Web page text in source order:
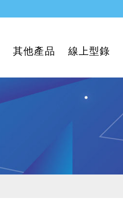
其他產品 線上型錄